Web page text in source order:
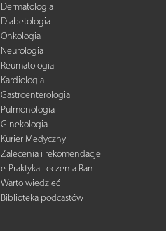
Dermatologia
Diabetologia
Onkologia
Neurologia
Reumatologia
Kardiologia
Gastroenterologia
Pulmonologia
Ginekologia
Kurier Medyczny
Zalecenia i rekomendacje
e-Praktyka Leczenia Ran
Warto wiedzieć
Biblioteka podcastów